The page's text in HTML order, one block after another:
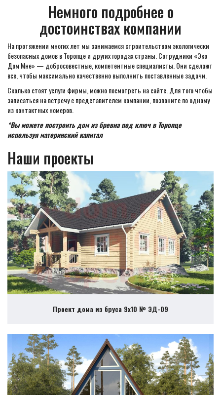
Немного подробнее о
достоинствах компании
На протяжении многих лет мы занимаемся строительством экологически
безопасных домов в Торопце и других городах страны. Сотрудники «Эко
Дом Мне» — добросовестные, компетентные специалисты. Они сделают
все, чтобы максимально качественно выполнить поставленные задачи.
Сколько стоят услуги фирмы, можно посмотреть на сайте. Для того чтобы
записаться на встречу с представителем компании, позвоните по одному
из контактных номеров.
*Вы можете построить дом из бревна под ключ в Торопце
используя материнский капитал
Наши проекты
Проект дома из бруса 9х10 № ЭД-09